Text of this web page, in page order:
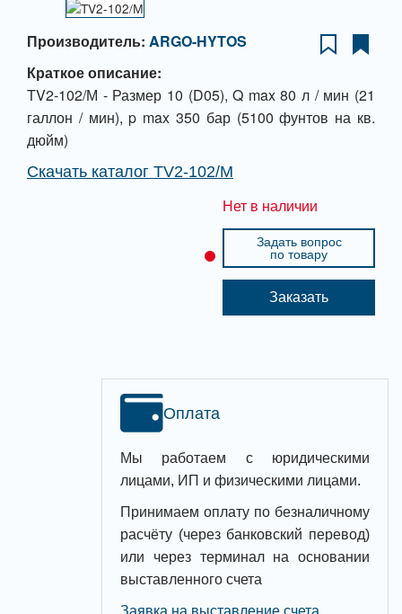
Производитель: ARGO-HYTOS
Краткое описание:
TV2-102/М - Размер 10 (D05), Q max 80 л / мин (21
галлон / мин), p max 350 бар (5100 фунтов на кв.
дюйм)
Скачать каталог TV2-102/М
Нет в наличии
Задать вопрос
по товару
Заказать
Оплата
Мы работаем с юридическими
лицами, ИП и физическими лицами.
Принимаем оплату по безналичному
расчёту (через банковский перевод)
или через терминал на основании
выставленного счета